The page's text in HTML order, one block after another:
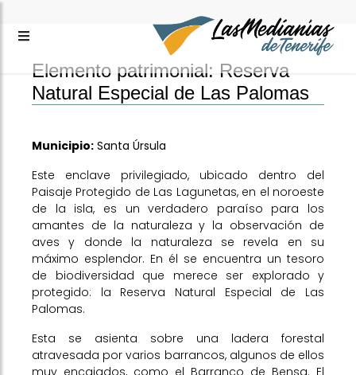
Elemento patrimonial: Reserva
Natural Especial de Las Palomas
Municipio: Santa Úrsula
Este enclave privilegiado, ubicado dentro del
Paisaje Protegido de Las Lagunetas, en el noroeste
de la isla, es un verdadero paraíso para los
amantes de la naturaleza y la observación de
aves y donde la naturaleza se revela en su
máximo esplendor. En él se encuentra un tesoro
de biodiversidad que merece ser explorado y
protegido: la Reserva Natural Especial de Las
Palomas.
Esta se asienta sobre una ladera forestal
atravesada por varios barrancos, algunos de ellos
muy encajados, como el Barranco de Bensa. El